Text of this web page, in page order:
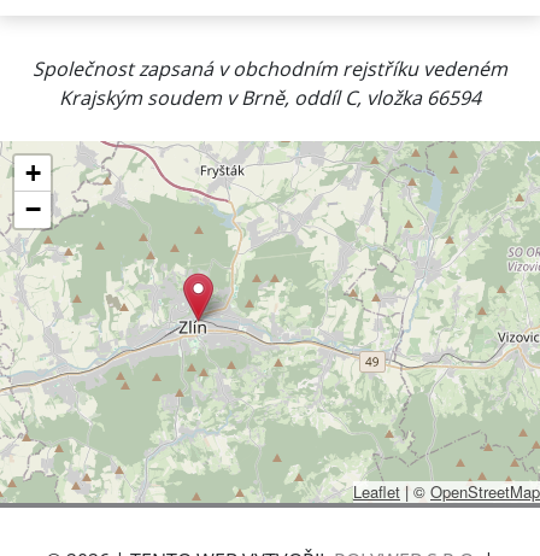
Společnost zapsaná v obchodním rejstříku vedeném
Krajským soudem v Brně, oddíl C, vložka 66594
+
−
Leaflet | © OpenStreetMap